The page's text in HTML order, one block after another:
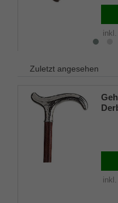
Zuletzt angesehen